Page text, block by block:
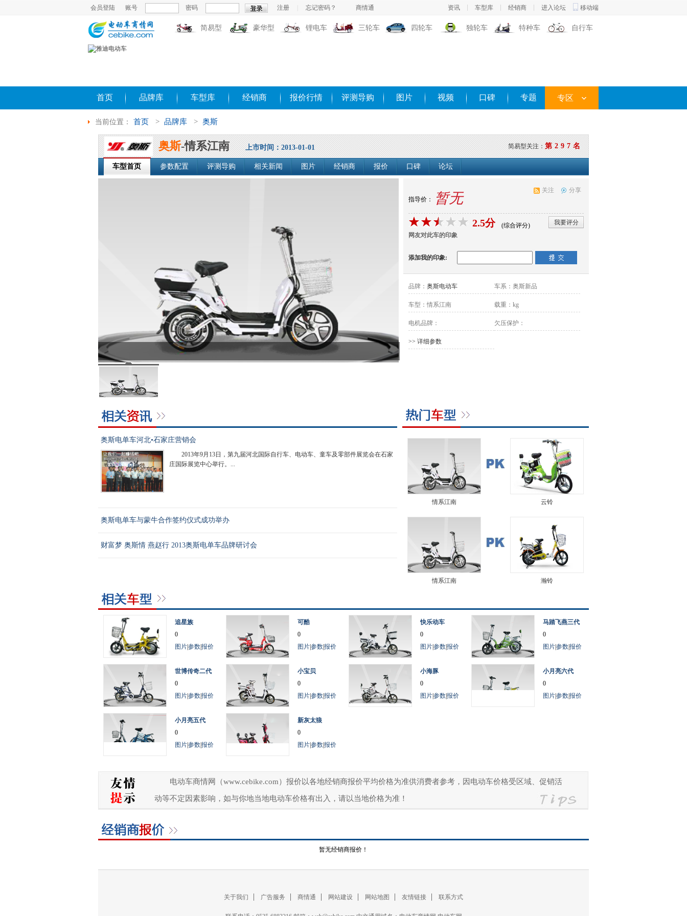
资讯 车型库 经销商 进入论坛 移动端
会员登陆 账号 密码 注册 忘记密码？ 商情通
简易型 豪华型 锂电车 三轮车 四轮车 独轮车 特种车 自行车
首页 品牌库 车型库 经销商 报价行情 评测导购 图片 视频 口碑 专题 专区
当前位置： 首页 > 品牌库 > 奥斯
简易型关注：第297名
奥斯-情系江南 上市时间：2013-01-01
车型首页 参数配置 评测导购 相关新闻 图片 经销商 报价 口碑 论坛
指导价： 暂无 关注 分享
2.5分 (综合评分)
我要评分
网友对此车的印象
添加我的印象:
品牌： 奥斯电动车 车系： 奥斯新品
车型： 情系江南 载重： kg
电机品牌： 欠压保护：
>> 详细参数
奥斯电单车河北•石家庄营销会
2013年9月13日，第九届河北国际自行车、电动车、童车及零部件展览会在石家
庄国际展览中心举行。...
奥斯电单车与蒙牛合作签约仪式成功举办
财富梦 奥斯情 燕赵行 2013奥斯电单车品牌研讨会
情系江南 云铃
情系江南 瀚铃
追星族
0
图片参数报价
可酷
0
图片参数报价
快乐动车
0
图片参数报价
马踏飞燕三代
0
图片参数报价
世博传奇二代
0
图片参数报价
小宝贝
0
图片参数报价
小海豚
0
图片参数报价
小月亮六代
0
图片参数报价
小月亮五代
0
图片参数报价
新灰太狼
0
图片参数报价
电动车商情网（www.cebike.com）报价以各地经销商报价平均价格为准供消费者参考，因电动车价格受区域、促销活
动等不定因素影响，如与你地当地电动车价格有出入，请以当地价格为准！
暂无经销商报价！
关于我们 广告服务 商情通 网站建设 网站地图 友情链接 联系方式